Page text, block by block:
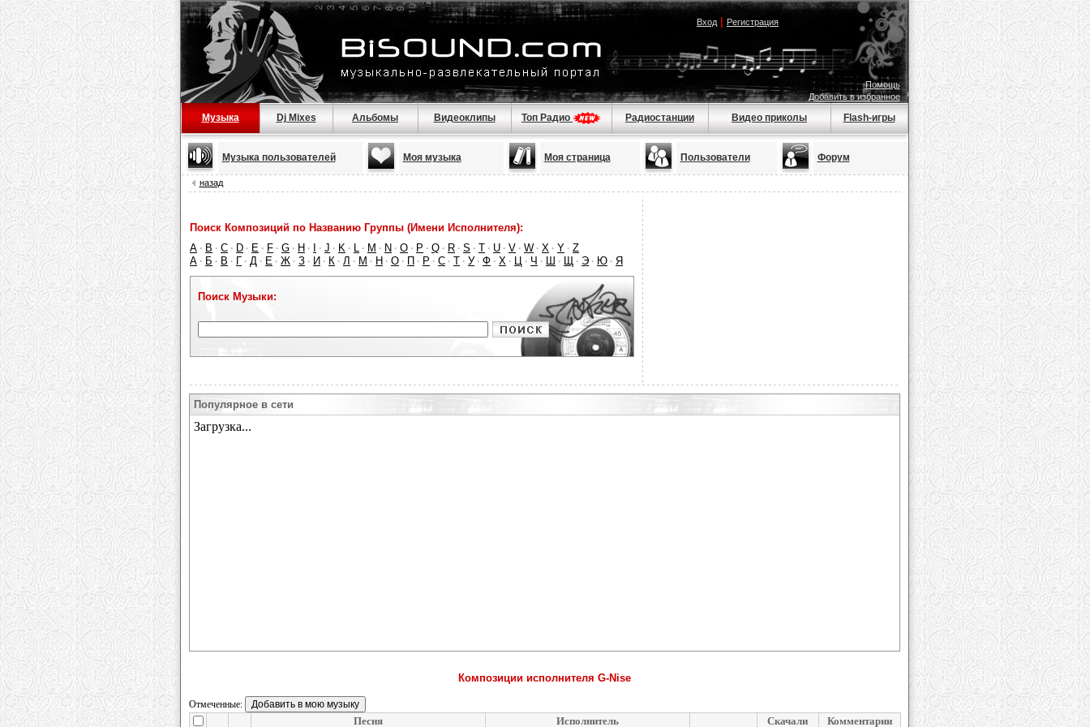
Вход| Регистрация
Помощь
Добавить в избранное
Музыка Dj Mixes Альбомы Видеоклипы Топ Радио Радиостанции Видео приколы Flash-игры
Музыка пользователей Моя музыка Моя страница Пользователи Форум
назад
Поиск Композиций по Названию Группы (Имени Исполнителя):
A · B · C · D · E · F · G · H · · J · K · L · M · N · O · P · Q · R · S · T · U · V · W · X · Y · Z
А · Б · В · Г · Д · Е · Ж · З · И · К · Л · М · Н · О · П · Р · С · Т · У · Ф · Х · Ц · Ч · Ш · Щ · Э · Ю · Я
Поиск Музыки:
Популярное в сети
Композиции исполнителя G-Nise
Отмеченные:
Песня Исполнитель Скачали Комментарии